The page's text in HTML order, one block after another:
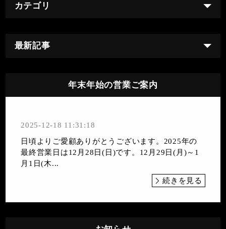
カテゴリ
最新記事
年末年始の営業ご案内
2025-12-18 11:31:18
日頃よりご愛顧ありがとうございます。2025年の
最終営業日は12月28日(日)です。12月29日(月)～1
月1日(木...
続きを見る